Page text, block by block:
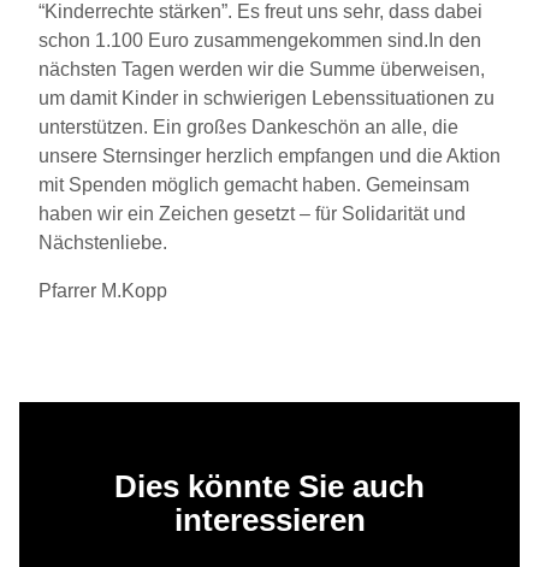
“Kinderrechte stärken”. Es freut uns sehr, dass dabei
schon 1.100 Euro zusammengekommen sind.In den
nächsten Tagen werden wir die Summe überweisen,
um damit Kinder in schwierigen Lebenssituationen zu
unterstützen. Ein großes Dankeschön an alle, die
unsere Sternsinger herzlich empfangen und die Aktion
mit Spenden möglich gemacht haben. Gemeinsam
haben wir ein Zeichen gesetzt – für Solidarität und
Nächstenliebe.
Pfarrer M.Kopp
Dies könnte Sie auch
interessieren